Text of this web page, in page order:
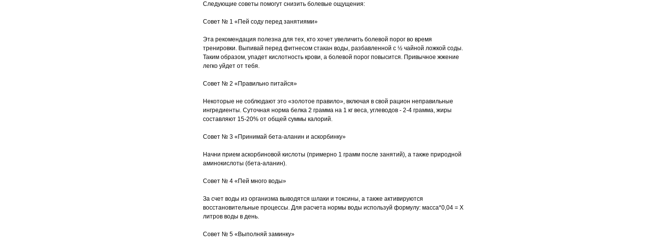
Следующие советы помогут снизить болевые ощущения:
Совет № 1 «Пей соду перед занятиями»
Эта рекомендация полезна для тех, кто хочет увеличить болевой порог во время
тренировки. Выпивай перед фитнесом стакан воды, разбавленной с ½ чайной ложкой соды.
Таким образом, упадет кислотность крови, а болевой порог повысится. Привычное жжение
легко уйдет от тебя.
Совет № 2 «Правильно питайся»
Некоторые не соблюдают это «золотое правило», включая в свой рацион неправильные
ингредиенты. Суточная норма белка 2 грамма на 1 кг веса, углеводов - 2-4 грамма, жиры
составляют 15-20% от общей суммы калорий.
Совет № 3 «Принимай бета-аланин и аскорбинку»
Начни прием аскорбиновой кислоты (примерно 1 грамм после занятий), а также природной
аминокислоты (бета-аланин).
Совет № 4 «Пей много воды»
За счет воды из организма выводятся шлаки и токсины, а также активируются
восстановительные процессы. Для расчета нормы воды используй формулу: масса*0,04 = Х
литров воды в день.
Совет № 5 «Выполняй заминку»